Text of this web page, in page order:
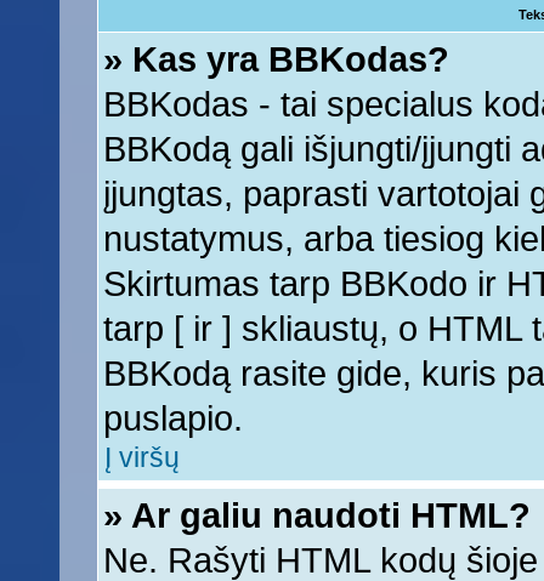
» Kas yra BBKodas?
BBKodas - tai specialus
BBKodą gali išjungti/įjungti
įjungtas, paprasti vartotojai
nustatymus, arba tiesiog
Skirtumas tarp BBKodo ir
tarp [ ir ] skliaustų, o HTML
BBKodą rasite gide, kuris
puslapio.
Į viršų
» Ar galiu naudoti HTML?
Ne. Rašyti HTML kodų